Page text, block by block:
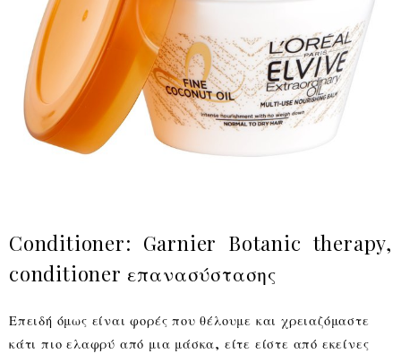
Conditioner: Garnier Botanic therapy,
conditioner επανασύστασης
Επειδή όμως είναι φορές που θέλουμε και χρειαζόμαστε
κάτι πιο ελαφρύ από μια μάσκα, είτε είστε από εκείνες